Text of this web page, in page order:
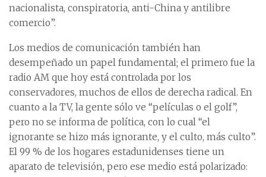
nacionalista, conspiratoria, anti-China y antilibre
comercio”.
Los medios de comunicación también han
desempeñado un papel fundamental; el primero fue la
radio AM que hoy está controlada por los
conservadores, muchos de ellos de derecha radical. En
cuanto a la TV, la gente sólo ve “películas o el golf”,
pero no se informa de política, con lo cual “el
ignorante se hizo más ignorante, y el culto, más culto”.
El 99 % de los hogares estadunidenses tiene un
aparato de televisión, pero ese medio está polarizado: